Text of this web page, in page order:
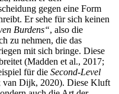
gegen eine Form
Er sehe für sich keinen
Burdens“, also die
zu nehmen, die das
mit sich bringe. Diese
(Madden et al., 2017;
für die Second-Level
van Dijk, 2020). Diese Kluft